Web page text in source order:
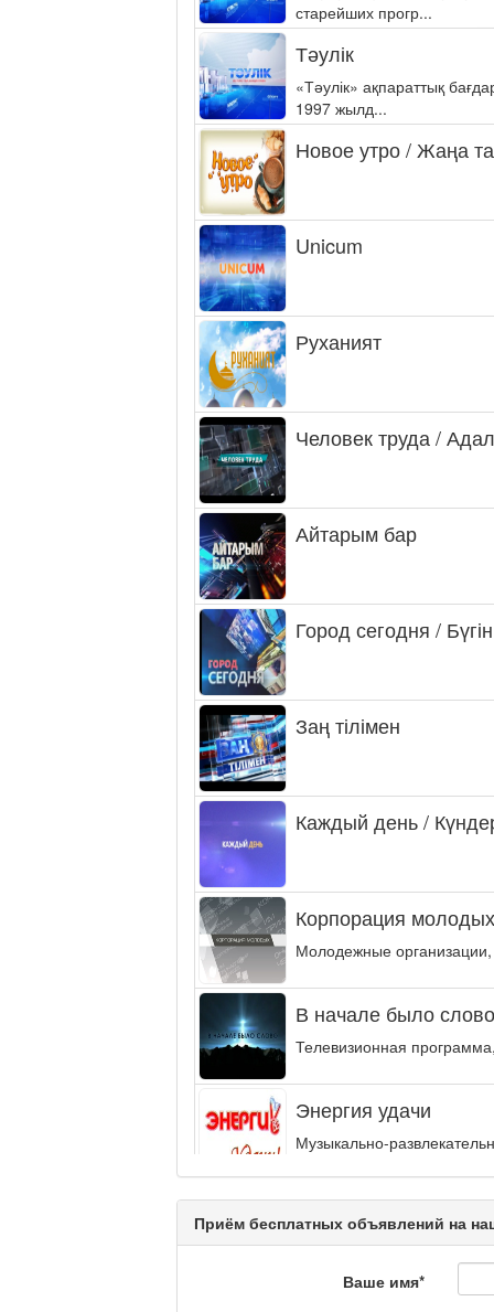
старейших прогр...
Тәулік
«Тәулік» ақпараттық
1997 жылд...
Новое утро / Жаңа
Unicum
Руханият
Человек труда /
Айтарым бар
Город сегодня /
Заң тілімен
Каждый день /
Корпорация
Молодежные
В начале было
Телевизионная
Энергия удачи
Музыкально-
Кәусар
На полицейской
Приём бесплатных объявлений на
Ваше имя*